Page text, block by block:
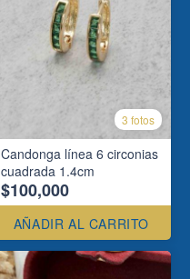
3 fotos
Candonga línea 6 circonias
cuadrada 1.4cm
$100,000
AÑADIR AL CARRITO